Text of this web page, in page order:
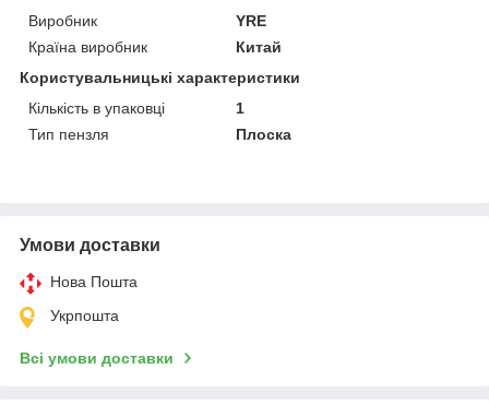
Виробник
YRE
Країна виробник
Китай
Користувальницькі характеристики
Кількість в упаковці
1
Тип пензля
Плоска
Умови доставки
Нова Пошта
Укрпошта
Всі умови доставки